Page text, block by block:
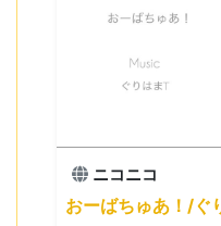
ニコニコ
おーばちゅあ！/ぐ